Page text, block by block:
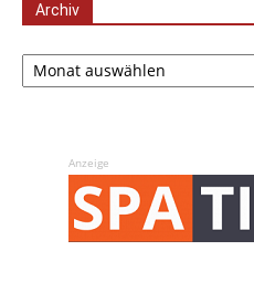
Archiv
Archiv
Anzeige